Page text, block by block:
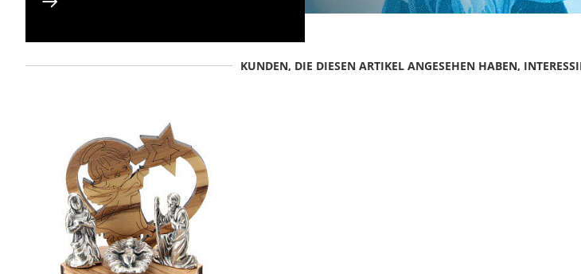
KUNDEN, DIE DIESEN ARTIKEL ANGESEHEN HABEN,